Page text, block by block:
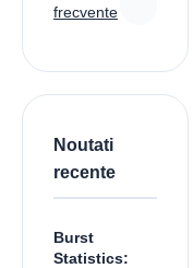
frecvente
Noutati
recente
Burst
Statistics: